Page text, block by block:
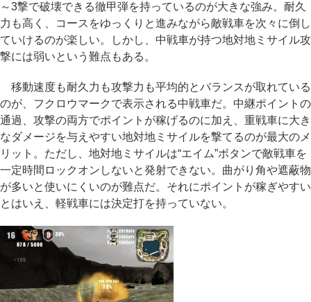
～3撃で破壊できる徹甲弾を持っているのが大きな強み。耐久
力も高く、コースをゆっくりと進みながら敵戦車を次々に倒し
ていけるのが楽しい。しかし、中戦車が持つ地対地ミサイル攻
撃には弱いという難点もある。
移動速度も耐久力も攻撃力も平均的とバランスが取れている
のが、フクロウマークで表示される中戦車だ。中継ポイントの
通過、攻撃の両方でポイントが稼げるのに加え、重戦車に大き
なダメージを与えやすい地対地ミサイルを撃てるのが最大のメ
リット。ただし、地対地ミサイルは“エイム”ボタンで敵戦車を
一定時間ロックオンしないと発射できない。曲がり角や遮蔽物
が多いと使いにくいのが難点だ。それにポイントが稼ぎやすい
とはいえ、軽戦車には決定打を持っていない。